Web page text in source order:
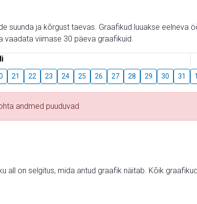
suunda ja kõrgust taevas. Graafikud luuakse eelneva
vaadata viimase 30 päeva graafikuid.
21 22 23 24 25 26 27 28 29 30 31 1
andmed puuduvad
all on selgitus, mida antud graafik näitab. Kõik